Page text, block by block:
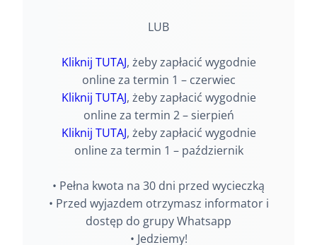
LUB
Kliknij TUTAJ, żeby zapłacić wygodnie
online za termin 1 – czerwiec
Kliknij TUTAJ, żeby zapłacić wygodnie
online za termin 2 – sierpień
Kliknij TUTAJ, żeby zapłacić wygodnie
online za termin 1 – październik
• Pełna kwota na 30 dni przed wycieczką
• Przed wyjazdem otrzymasz informator i
dostęp do grupy Whatsapp
• Jedziemy!